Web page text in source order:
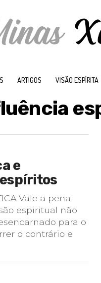
ARTIGOS VISÃO ESPÍRITA
e
Vale a pena
espiritual não
para o
o contrário e